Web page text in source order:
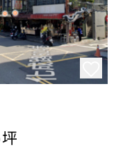
坪